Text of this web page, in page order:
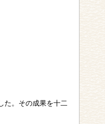
た。その成果を十二